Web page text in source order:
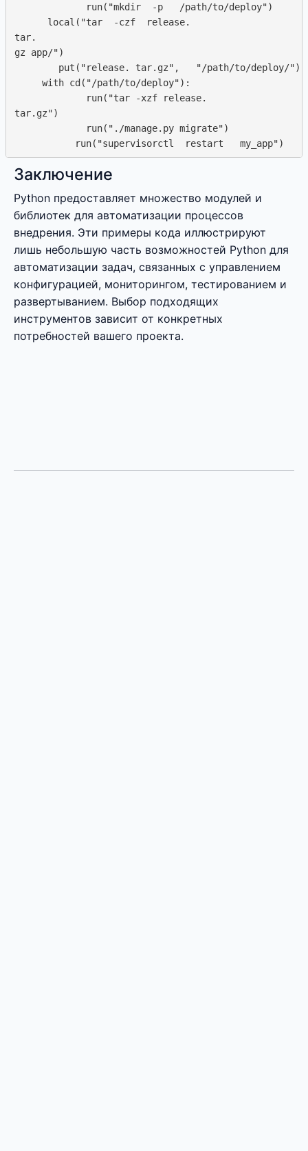
             run("mkdir  -p   /path/to/deploy")
      local("tar  -czf  release.
tar.
gz app/")
        put("release. tar.gz",   "/path/to/deploy/")
     with cd("/path/to/deploy"):
             run("tar -xzf release.
tar.gz")
             run("./manage.py migrate")
Заключение
Python предоставляет множество модулей и
библиотек для автоматизации процессов
внедрения. Эти примеры кода иллюстрируют
лишь небольшую часть возможностей Python для
автоматизации задач, связанных с управлением
конфигурацией, мониторингом, тестированием и
развертыванием. Выбор подходящих
инструментов зависит от конкретных
потребностей вашего проекта.